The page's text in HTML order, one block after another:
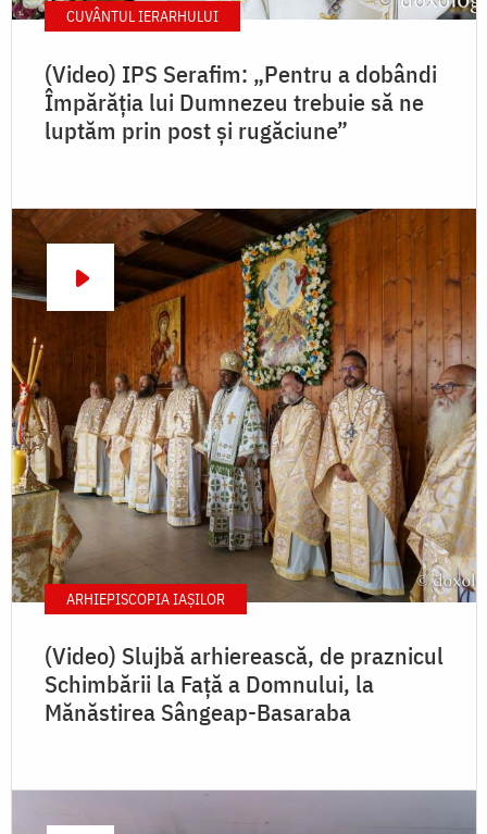
CUVÂNTUL IERARHULUI
(Video) IPS Serafim: „Pentru a dobândi
Împărăția lui Dumnezeu trebuie să ne
luptăm prin post și rugăciune”
ARHIEPISCOPIA IAŞILOR
(Video) Slujbă arhierească, de praznicul
Schimbării la Față a Domnului, la
Mănăstirea Sângeap-Basaraba